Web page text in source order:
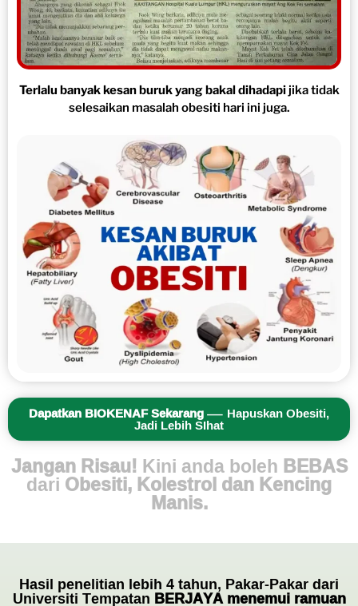
Terlalu banyak kesan buruk yang bakal dihadapijika tidak
selesaikan masalah obesiti hari ini juga.
Dapatkan BIOKENAF Sekarang— Hapuskan Obesiti,
Jadi Lebih SIhat
Jangan Risau!Kini anda bolehBEBAS
dariObesiti, Kolestrol dan Kencing
Manis.
Hasil penelitian lebih 4 tahun, Pakar-Pakar dari
Universiti TempatanBERJAYA menemui ramuan